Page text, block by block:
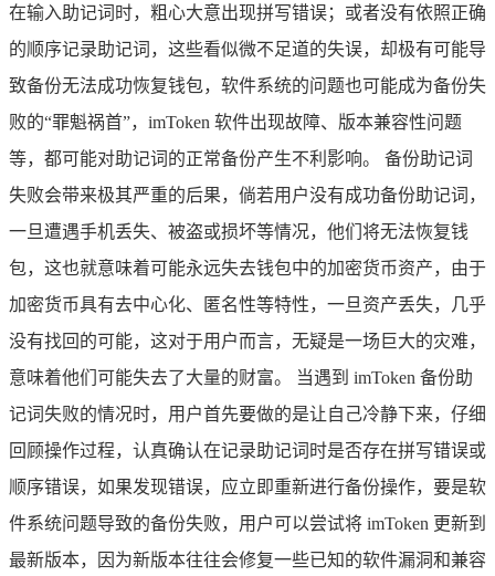
在输入助记词时，粗心大意出现拼写错误；或者没有依照正确
的顺序记录助记词，这些看似微不足道的失误，却极有可能导
致备份无法成功恢复钱包，软件系统的问题也可能成为备份失
败的“罪魁祸首”，imToken 软件出现故障、版本兼容性问题
等，都可能对助记词的正常备份产生不利影响。 备份助记词
失败会带来极其严重的后果，倘若用户没有成功备份助记词，
一旦遭遇手机丢失、被盗或损坏等情况，他们将无法恢复钱
包，这也就意味着可能永远失去钱包中的加密货币资产，由于
加密货币具有去中心化、匿名性等特性，一旦资产丢失，几乎
没有找回的可能，这对于用户而言，无疑是一场巨大的灾难，
意味着他们可能失去了大量的财富。 当遇到 imToken 备份助
记词失败的情况时，用户首先要做的是让自己冷静下来，仔细
回顾操作过程，认真确认在记录助记词时是否存在拼写错误或
顺序错误，如果发现错误，应立即重新进行备份操作，要是软
件系统问题导致的备份失败，用户可以尝试将 imToken 更新到
最新版本，因为新版本往往会修复一些已知的软件漏洞和兼容